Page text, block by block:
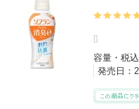
[]
容量・税込
発売日：